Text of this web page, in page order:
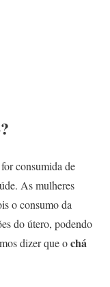
consumida de
As mulheres
o consumo da
do útero, podendo
dizer que ochá